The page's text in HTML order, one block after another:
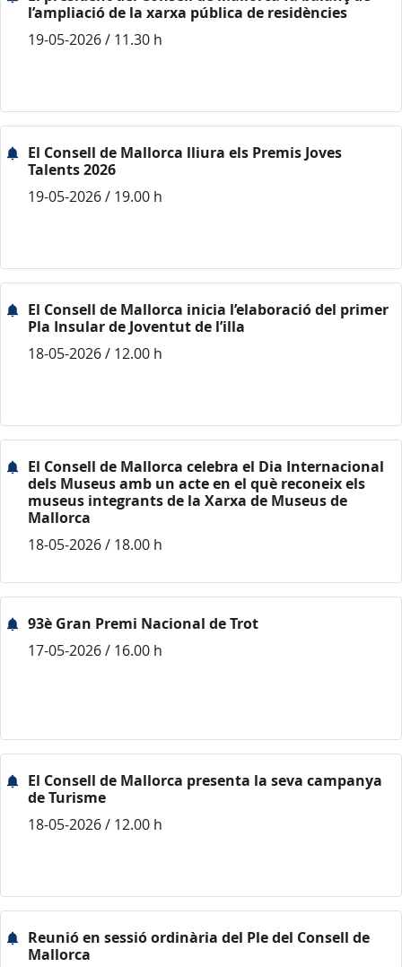
l’ampliació de la xarxa pública de residències
19-05-2026 / 11.30 h
El Consell de Mallorca lliura els Premis Joves
Talents 2026
19-05-2026 / 19.00 h
El Consell de Mallorca inicia l’elaboració del primer
Pla Insular de Joventut de l’illa
18-05-2026 / 12.00 h
El Consell de Mallorca celebra el Dia Internacional
dels Museus amb un acte en el què reconeix els
museus integrants de la Xarxa de Museus de
Mallorca
18-05-2026 / 18.00 h
93è Gran Premi Nacional de Trot
17-05-2026 / 16.00 h
El Consell de Mallorca presenta la seva campanya
de Turisme
18-05-2026 / 12.00 h
Reunió en sessió ordinària del Ple del Consell de
Mallorca